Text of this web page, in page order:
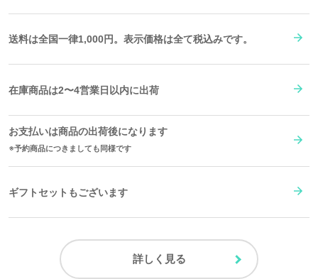
送料は全国一律1,000円。表示価格は全て税込みです。
在庫商品は2〜4営業日以内に出荷
お支払いは商品の出荷後になります
予約商品につきましても同様です
ギフトセットもございます
詳しく見る